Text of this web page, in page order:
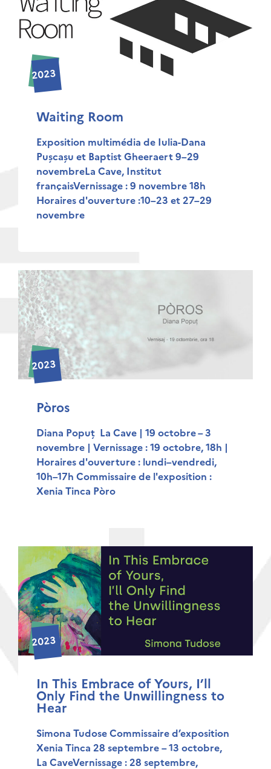
2023
Waiting Room
Exposition multimédia de Iulia-Dana
Pușcașu et Baptist Gheeraert 9–29
novembreLa Cave, Institut
françaisVernissage : 9 novembre 18h
Horaires d'ouverture :10–23 et 27–29
novembre
2023
Pòros
Diana Popuț La Cave | 19 octobre – 3
novembre | Vernissage : 19 octobre, 18h |
Horaires d'ouverture : lundi–vendredi,
10h–17h Commissaire de l'exposition :
Xenia Tinca Pòro
2023
In This Embrace of Yours, I’ll
Only Find the Unwillingness to
Hear
Simona Tudose Commissaire d’exposition
Xenia Tinca 28 septembre – 13 octobre,
La CaveVernissage : 28 septembre,